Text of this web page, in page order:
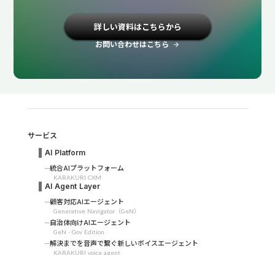
詳しい資料はこちらから
お問い合わせはこちら arrow_forward
サービス
AI Platform
統合AIプラットフォーム
KARAKURI CXM
AI Agent Layer
顧客対応AIエージェント
Generative Navigator（GeN）
自治体向けAIエージェント
GeN - Gov Edition
解決までを音声で繋ぐ新しいボイスエージェント
KARAKURI voice agent